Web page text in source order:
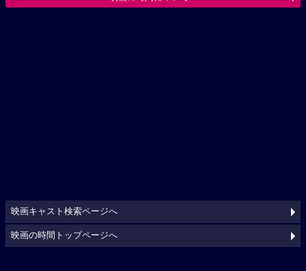
映画キャスト検索ページへ
映画の時間トップページへ